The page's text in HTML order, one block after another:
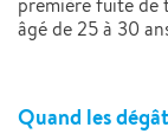
première fuite de
âgé de 25 à 30
Quand les